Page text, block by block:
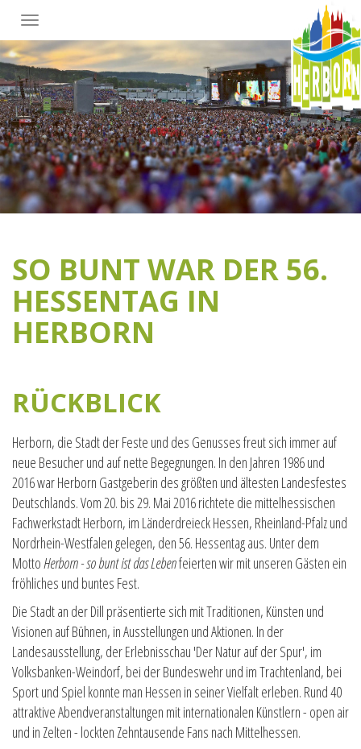
SO BUNT WAR DER 56.
HESSENTAG IN
HERBORN
RÜCKBLICK
Herborn, die Stadt der Feste und des Genusses freut sich immer auf
neue Besucher und auf nette Begegnungen. In den Jahren 1986 und
2016 war Herborn Gastgeberin des größten und ältesten Landesfestes
Deutschlands. Vom 20. bis 29. Mai 2016 richtete die mittelhessischen
Fachwerkstadt Herborn, im Länderdreieck Hessen, Rheinland-Pfalz und
Nordrhein-Westfalen gelegen, den 56. Hessentag aus. Unter dem
Motto Herborn - so bunt ist das Lebenfeierten wir mit unseren Gästen ein
fröhliches und buntes Fest.
Die Stadt an der Dill präsentierte sich mit Traditionen, Künsten und
Visionen auf Bühnen, in Ausstellungen und Aktionen. In der
Landesausstellung, der Erlebnisschau 'Der Natur auf der Spur', im
Volksbanken-Weindorf, bei der Bundeswehr und im Trachtenland, bei
Sport und Spiel konnte man Hessen in seiner Vielfalt erleben. Rund 40
attraktive Abendveranstaltungen mit internationalen Künstlern - open air
und in Zelten - lockten Zehntausende Fans nach Mittelhessen.